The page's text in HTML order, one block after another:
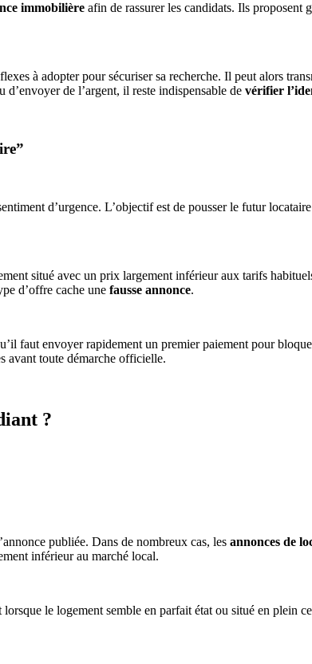
immobilière afin de rassurer les candidats. Ils proposent
à adopter pour sécuriser sa recherche. Il peut alors
de l’argent, il reste indispensable de vérifier
d’urgence. L’objectif est de pousser le futur
situé avec un prix largement inférieur aux tarifs
d’offre cache une fausse annonce.
faut envoyer rapidement un premier paiement pour
avant toute démarche officielle.
?
publiée. Dans de nombreux cas, les annonces de
inférieur au marché local.
le logement semble en parfait état ou situé en plein